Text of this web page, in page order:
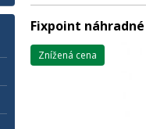
Fixpoint
Znížená cena